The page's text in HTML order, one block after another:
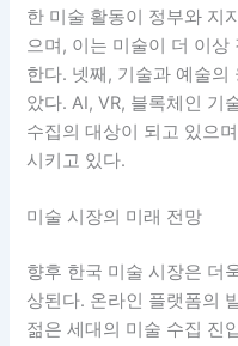
한 미술 활동이 정부와 지
으며, 이는 미술이 더 이상
한다. 넷째, 기술과 예술
았다. AI, VR, 블록체인 기
수집의 대상이 되고 있으
시키고 있다.
미술 시장의 미래 전망
향후 한국 미술 시장은 더
상된다. 온라인 플랫폼의
젊은 세대의 미술 수집 진